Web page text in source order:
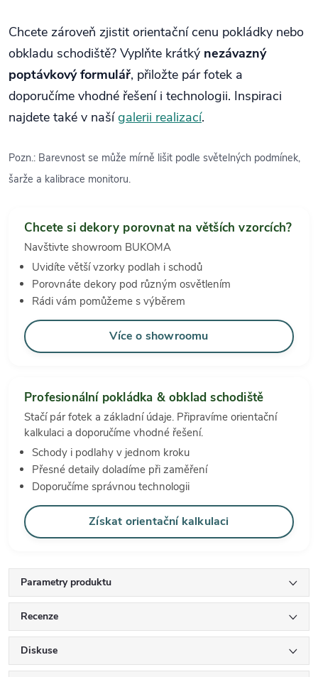
Chcete zároveň zjistit orientační cenu pokládky nebo
obkladu schodiště? Vyplňte krátký nezávazný
poptávkový formulář, přiložte pár fotek a
doporučíme vhodné řešení i technologii. Inspiraci
najdete také v našígalerii realizací.
Pozn.: Barevnost se může mírně lišit podle světelných podmínek,
šarže a kalibrace monitoru.
Chcete si dekory porovnat na větších vzorcích?
Navštivte showroom BUKOMA
Uvidíte větší vzorky podlah i schodů
Porovnáte dekory pod různým osvětlením
Rádi vám pomůžeme s výběrem
Více o showroomu
Profesionální pokládka & obklad schodiště
Stačí pár fotek a základní údaje. Připravíme orientační
kalkulaci a doporučíme vhodné řešení.
Schody i podlahy v jednom kroku
Přesné detaily doladíme při zaměření
Doporučíme správnou technologii
Získat orientační kalkulaci
Parametry produktu
Recenze
Diskuse